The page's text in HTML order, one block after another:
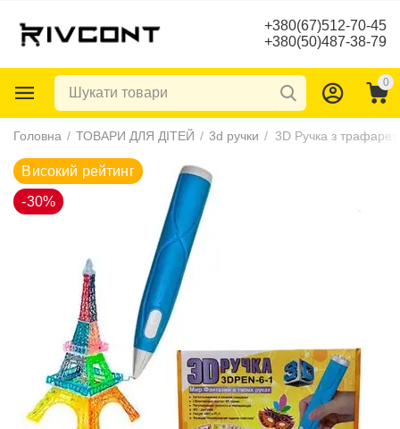
+380(67)512-70-45
+380(50)487-38-79
0
Головна / ТОВАРИ ДЛЯ ДІТЕЙ / 3d ручки / 3D Ручка з